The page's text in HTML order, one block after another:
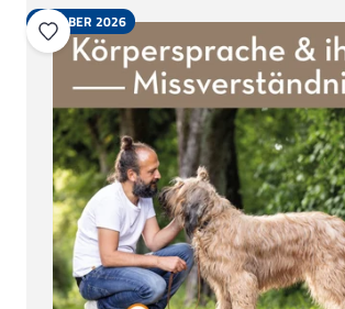
OKTOBER 2026